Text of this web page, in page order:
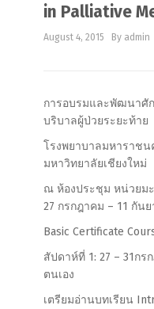
in Palliative
August 4, 2015 By admin
การอบรมและพัฒนาศั
บริบาลผู้ป่วยระยะท้าย
โรงพยาบาลมหาราช
มหาวิทยาลัยเชียงใหม่
ณ ห้องประชุม หน่วยม
27 กรกฎาคม – 11 กันย
Basic Certificate
สัปดาห์ที่ 1: 27 – 31กร
ตนเอง
เตรียมอ่านบทเรียน